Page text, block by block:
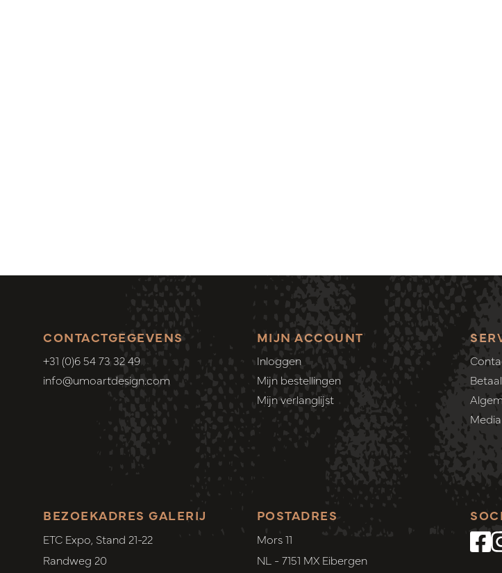
CONTACTGEGEVENS
+31 (0)6 54 73 32 49
info@umoartdesign.com
MIJN ACCOUNT
Inloggen
Mijn bestellingen
Mijn verlanglijst
Media
POSTADRES
Mors 11
NL - 7151 MX Eibergen
BEZOEKADRES GALERIJ
ETC Expo, Stand 21-22
Randweg 20